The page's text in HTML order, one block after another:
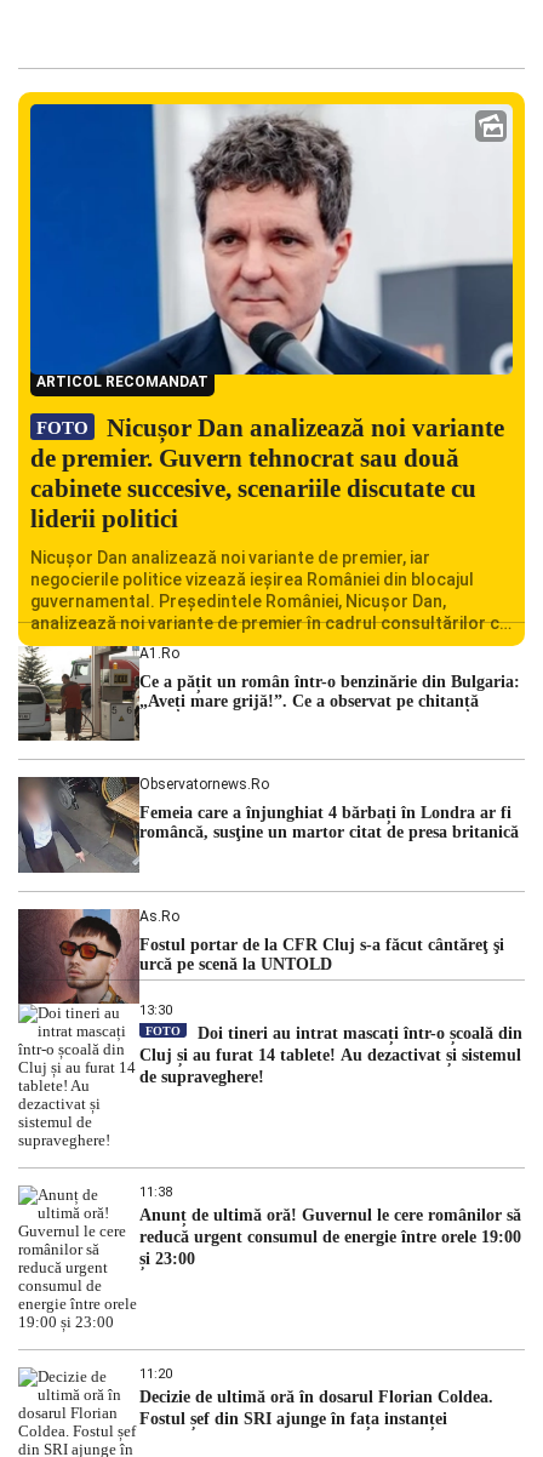
ARTICOL RECOMANDAT
FOTO
Nicușor Dan analizează noi variante
de premier. Guvern tehnocrat sau două
cabinete succesive, scenariile discutate cu
liderii politici
Nicușor Dan analizează noi variante de premier, iar
negocierile politice vizează ieșirea României din blocajul
guvernamental. Președintele României, Nicușor Dan,
analizează noi variante de premier în cadrul consultărilor cu
liderii politici. Ciprian Ciucu vorbește despre scenariul unui
guvern tehnocrat și despre posibilitatea a două cabinete
succesive. Nicușor Dan analizează noi variante de premier
România traversează […]
A1.ro
Ce a pățit un român într-o benzinărie din Bulgaria:
„Aveți mare grijă!”. Ce a observat pe chitanță
Observatornews.ro
Femeia care a înjunghiat 4 bărbați în Londra ar fi
româncă, susţine un martor citat de presa britanică
As.ro
Fostul portar de la CFR Cluj s-a făcut cântăreţ şi
urcă pe scenă la UNTOLD
13:30
FOTO
Doi tineri au intrat mascați într-o școală din
Cluj și au furat 14 tablete! Au dezactivat și sistemul
de supraveghere!
11:38
Anunț de ultimă oră! Guvernul le cere românilor să
reducă urgent consumul de energie între orele 19:00
și 23:00
11:20
Decizie de ultimă oră în dosarul Florian Coldea.
Fostul șef din SRI ajunge în fața instanței